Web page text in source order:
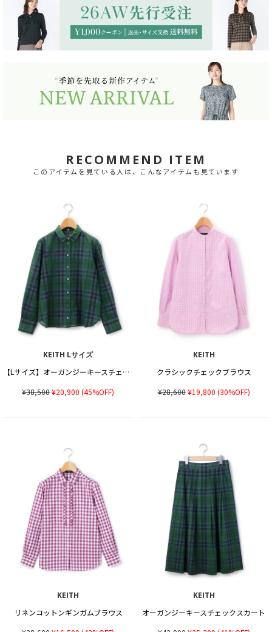
RECOMMEND ITEM
このアイテムを見ている人は、こんなアイテムも見ています
KEITH Lサイズ
【Lサイズ】オーガンジーキースチェックブラウス
¥38,500¥20,900 (45%OFF)
KEITH
クラシックチェックブラウス
¥28,600¥19,800 (30%OFF)
KEITH
リネンコットンギンガムブラウス
KEITH
オーガンジーキースチェックスカート